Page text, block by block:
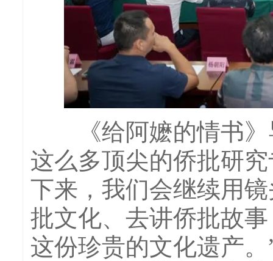
《给阿嬷的情书》
这么多顶尖的侨批研
下来，我们会继续用
批文化、去讲侨批故
这份珍贵的文化遗产。